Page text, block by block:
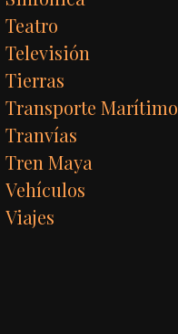
Teatro
Televisión
Tierras
Transporte Marítimo
Tranvías
Tren Maya
Vehículos
Viajes